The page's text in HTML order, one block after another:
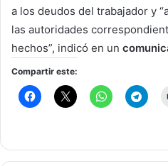
a los deudos del trabajador y
las autoridades
hechos”, indicó en un
Compartir este: